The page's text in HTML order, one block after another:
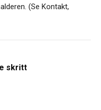
(Se Kontakt,
skritt